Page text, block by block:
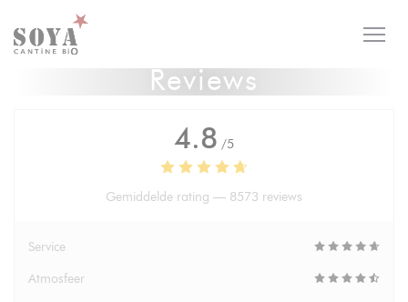
Cookies beheer paneel
Reviews
4.8 /5
Gemiddelde rating — 8573 reviews
Service
Atmosfeer